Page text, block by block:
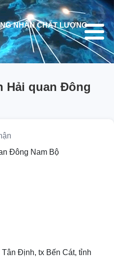
Nhảy đến nội dung
NHẬN CHẤT LƯỢNG
Hải quan Đông
Đông Nam Bộ
Định, tx Bến Cát, tỉnh